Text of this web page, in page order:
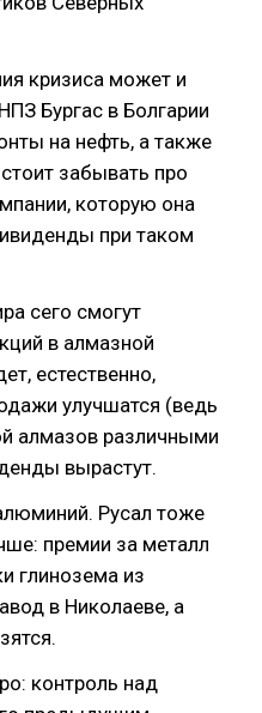
кризиса может и
Бургас в Болгарии
на нефть, а также
забывать про
которую она
при таком
сего смогут
в алмазной
естественно,
улучшатся (ведь
алмазов различными
вырастут.
Русал тоже
премии за металл
глинозема из
в Николаеве, а
контроль над